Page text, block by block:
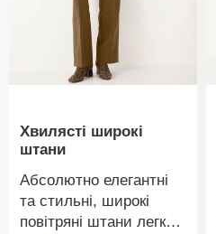
Хвилясті широкі
штани
Абсолютно елегантні
та стильні, широкі
повітряні штани легко